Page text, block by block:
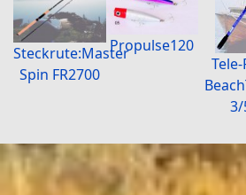
Steckrute:Master
Spin FR2700
Propulse120
3/